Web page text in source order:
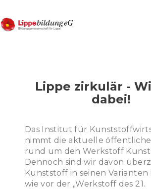
Lippe zirkulär -
dabei!
Das Institut für
nimmt die aktuelle öffentliche
rund um den Werkstoff
Dennoch sind wir davon
Kunststoff in seinen Varianten
wie vor der „Werkstoff des 21.